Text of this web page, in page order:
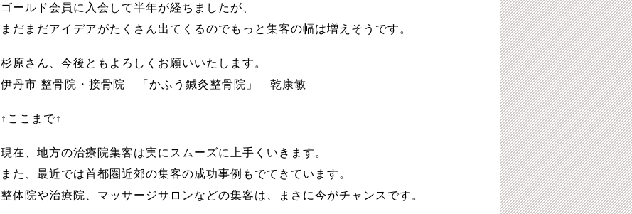
ゴールド会員に入会して半年が経ちましたが、
まだまだアイデアがたくさん出てくるのでもっと集客の幅は増えそうです。
杉原さん、今後ともよろしくお願いいたします。
伊丹市 整骨院・接骨院 「かふう鍼灸整骨院」 乾康敏
↑ここまで↑
現在、地方の治療院集客は実にスムーズに上手くいきます。
また、最近では首都圏近郊の集客の成功事例もでてきています。
整体院や治療院、マッサージサロンなどの集客は、まさに今がチャンスです。